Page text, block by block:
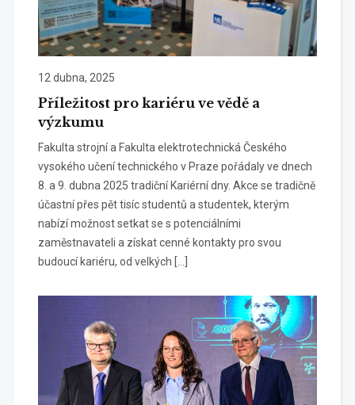
12 dubna, 2025
Příležitost pro kariéru ve vědě a
výzkumu
Fakulta strojní a Fakulta elektrotechnická Českého
vysokého učení technického v Praze pořádaly ve dnech
8. a 9. dubna 2025 tradiční Kariérní dny. Akce se tradičně
účastní přes pět tisíc studentů a studentek, kterým
nabízí možnost setkat se s potenciálními
zaměstnavateli a získat cenné kontakty pro svou
budoucí kariéru, od velkých […]